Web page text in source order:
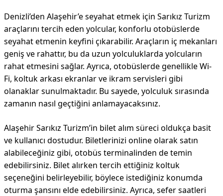
Denizli’den Alaşehir’e seyahat etmek için Sarıkız Turizm
araçlarını tercih eden yolcular, konforlu otobüslerde
seyahat etmenin keyfini çıkarabilir. Araçların iç mekanları
geniş ve rahattır, bu da uzun yolculuklarda yolcuların
rahat etmesini sağlar. Ayrıca, otobüslerde genellikle Wi-
Fi, koltuk arkası ekranlar ve ikram servisleri gibi
olanaklar sunulmaktadır. Bu sayede, yolculuk sırasında
zamanın nasıl geçtiğini anlamayacaksınız.
Alaşehir Sarıkız Turizm’in bilet alım süreci oldukça basit
ve kullanıcı dostudur. Biletlerinizi online olarak satın
alabileceğiniz gibi, otobüs terminalinden de temin
edebilirsiniz. Bilet alırken tercih ettiğiniz koltuk
seçeneğini belirleyebilir, böylece istediğiniz konumda
oturma şansını elde edebilirsiniz. Ayrıca, sefer saatleri